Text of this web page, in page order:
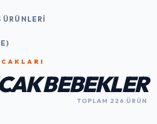
BEBEKLER
TOPLAM 226 ÜRÜN